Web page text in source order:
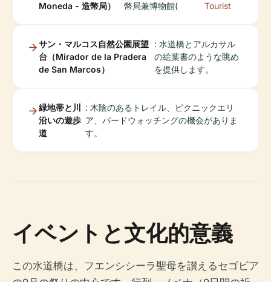
Moneda - 造幣局）
幣局兼博物館(
Tourist
サン・マルコス自然公園展望
台（Mirador de la Pradera
de San Marcos）
: 水道橋とアルカサル
の絵葉書のような眺め
を提供します。
緑地帯と川
沿いの遊歩
道
: 木陰のあるトレイル、ピクニックエリ
ア、バードウォッチングの機会がありま
す。
イベントと文化的意義
この水道橋は、フエンシシーラ聖母を讃えるセゴビア